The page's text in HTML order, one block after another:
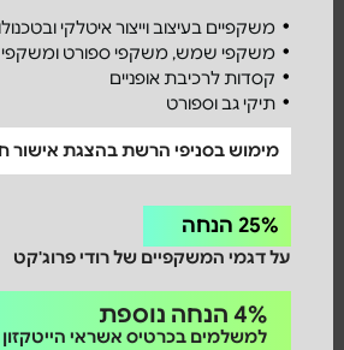
משקפיים בעיצוב וייצור איטלקי
משקפי שמש, משקפי ספורט ומשקפי
קסדות לרכיבת אופניים
תיקי גב וספורט
מימוש בסניפי הרשת בהצגת אישור
25% הנחה
על דגמי המשקפיים של רודי פרוג'קט
4% הנחה נוספת
למשלמים בכרטיס אשראי הייטקזון